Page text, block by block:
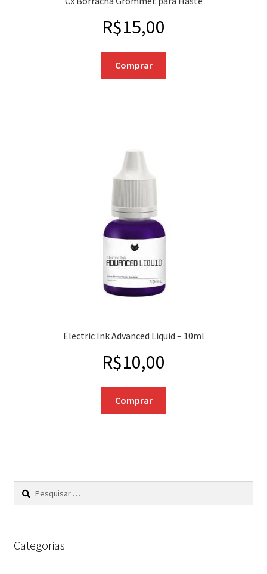
R$15,00
Comprar
Electric Ink Advanced Liquid – 10ml
R$10,00
Comprar
Pesquisar
Categorias